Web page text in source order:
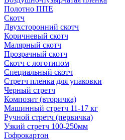
Полотно ППЕ
Скотч
Двухсторонний скотч
Коричневый скотч
Малярный скотч
Прозрачный скотч
Скотч с логотипом
Специальный скотч
Стретч пленка для упаковки
Черный стретч
Композит (вторичка)
Машинный стретч 11-17 кг
Ручной стретч (первичка)
Узкий стретч 100-250мм
Гофрокартон